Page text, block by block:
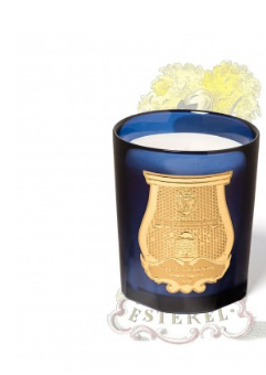
4 à 5 semaines
49,00 €